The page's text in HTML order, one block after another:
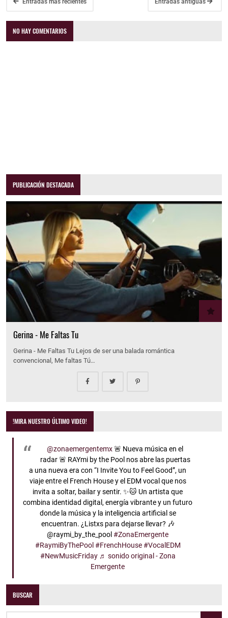
Entradas más recientes Entradas antiguas
NO HAY COMENTARIOS
PUBLICACIÓN DESTACADA
Gerina - Me Faltas Tu
Gerina - Me Faltas Tu Lejos de ser una balada romántica
convencional, Me faltas Tú…
!MIRA NUESTRO ÚLTIMO VIDEO!
@zonaemergentemx🚨 Nueva música en el
radar 🚨 RAYmi by the Pool nos abre las puertas
a una nueva era con “I Invite You to Feel Good”, un
viaje entre el French House y el EDM vocal que nos
invita a soltar, bailar y sentir. ✨🐱 Un artista que
combina identidad digital, energía vibrante y un futuro
donde la música y la inteligencia artificial se
encuentran. ¿Listxs para dejarse llevar? 🎶
@raymi_by_the_pool#ZonaEmergente
#RaymiByThePool #FrenchHouse #VocalEDM
#NewMusicFriday ♬ sonido original - Zona
Emergente
BUSCAR